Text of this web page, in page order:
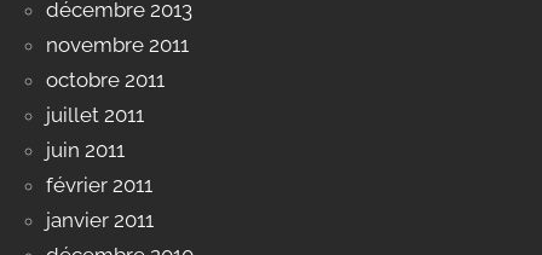
décembre 2013
novembre 2011
octobre 2011
juillet 2011
juin 2011
février 2011
janvier 2011